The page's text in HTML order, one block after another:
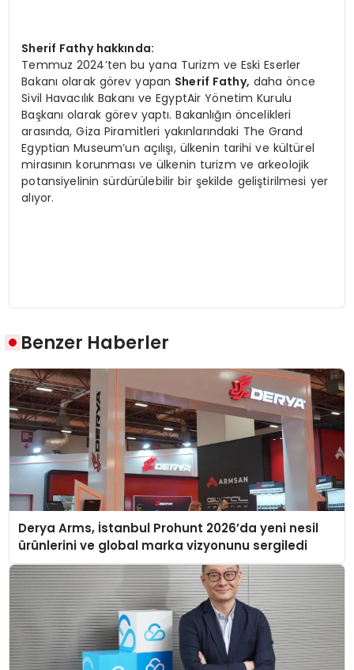
Sherif Fathy hakkında:
Temmuz 2024’ten bu yana Turizm ve Eski Eserler
Bakanı olarak görev yapan Sherif Fathy, daha önce
Sivil Havacılık Bakanı ve EgyptAir Yönetim Kurulu
Başkanı olarak görev yaptı. Bakanlığın öncelikleri
arasında, Giza Piramitleri yakınlarındaki The Grand
Egyptian Museum’un açılışı, ülkenin tarihi ve kültürel
mirasının korunması ve ülkenin turizm ve arkeolojik
potansiyelinin sürdürülebilir bir şekilde geliştirilmesi yer
alıyor.
Benzer Haberler
Derya Arms, İstanbul Prohunt 2026’da yeni nesil
ürünlerini ve global marka vizyonunu sergiledi